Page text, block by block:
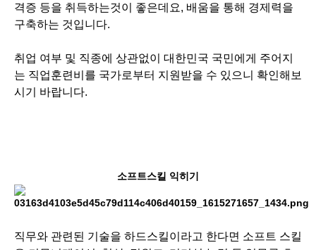
격증 등을 취득하는것이 좋은데요, 배움을 통해 경제력을
구축하는 것입니다.
취업 여부 및 직종에 상관없이 대한민국 국민에게 주어지
는 직업훈련비를 국가로부터 지원받을 수 있으니 확인해보
시기 바랍니다.
소프트스킬 익히기
직무와 관련된 기술을 하드스킬이라고 한다면 소프트 스킬